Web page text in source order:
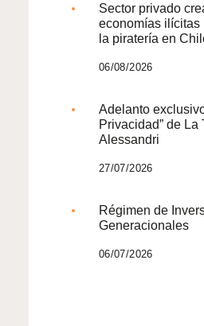
Sector privado
economías ilícitas
la piratería en
06/08/2026
Adelanto
Privacidad” de La
Alessandri
27/07/2026
Régimen de
Generacionales
06/07/2026